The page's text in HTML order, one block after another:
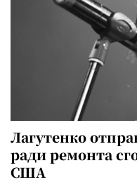
Лагутенко
ради ремонта
США